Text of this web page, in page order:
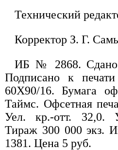
Технический
Корректор З. Г.
ИБ № 2868. Сдано
Подписано к
60X90/16. Бумага
Таймс. Офсетная
Уел. кр.-отт. 32,0.
Тираж 300 000 экз.
1381. Цена 5 руб.